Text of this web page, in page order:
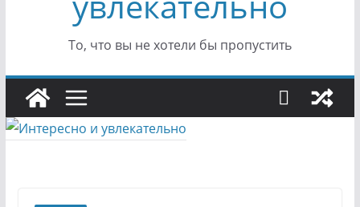
То, что вы не хотели бы пропустить